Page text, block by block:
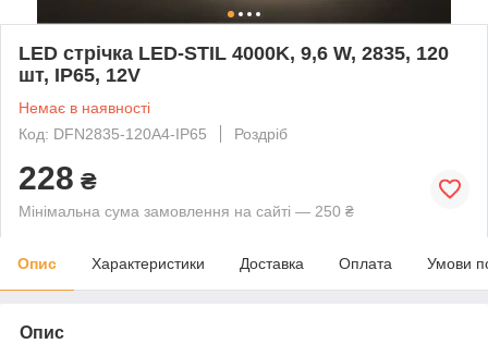
LED стрічка LED-STIL 4000K, 9,6 W, 2835, 120
шт, IP65, 12V
Немає в наявності
Код: DFN2835-120A4-IP65
Роздріб
228 ₴
Мінімальна сума замовлення на сайті — 250 ₴
Опис Характеристики Доставка Оплата Умови
Опис